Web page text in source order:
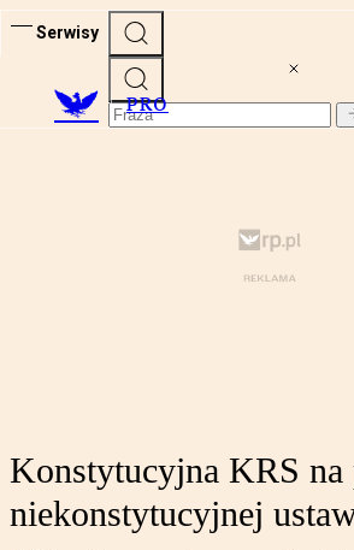
Serwisy
PRO
Konstytucyjna KRS na
niekonstytucyjnej